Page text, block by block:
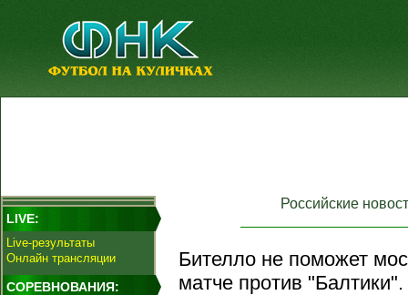
LIVE:
Live-результаты
Онлайн трансляции
СОРЕВНОВАНИЯ:
Российские
Бителло не поможет
матче против "Балтики".